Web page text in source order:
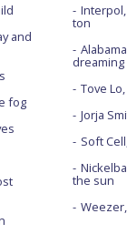
and
fog
ton
dreaming
Tove
Jorja
Soft
the sun